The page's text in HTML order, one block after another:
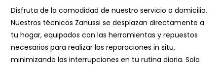
Disfruta de la comodidad de nuestro servicio a domicilio.
Nuestros técnicos Zanussi se desplazan directamente a
tu hogar, equipados con las herramientas y repuestos
necesarios para realizar las reparaciones in situ,
minimizando las interrupciones en tu rutina diaria. Solo